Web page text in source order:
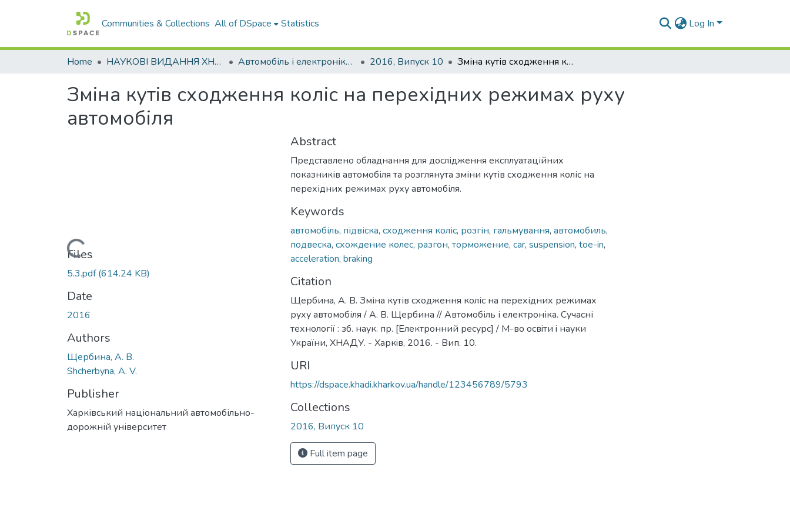
Communities & Collections All of DSpace Statistics Log In
Home НАУКОВІ ВИДАННЯ ХНАДУ Автомобіль і електроніка. Сучасні технології 2016, Випуск 10 Зміна кутів сходження коліс на перехідних режимах руху автомобіля
Зміна кутів сходження коліс на перехідних режимах руху
автомобіля
Loading...
Files
5.3.pdf(614.24 KB)
Date
2016
Authors
Щербина, А. В.
Shcherbyna, A. V.
Publisher
Харківський національний автомобільно-
дорожній університет
Abstract
Представлено обладнання для дослідження експлуатаційних
показників автомобіля та розглянута зміни кутів сходження коліс на
перехідних режимах руху автомобіля.
Keywords
автомобіль, підвіска, сходження коліс, розгін, гальмування, автомобиль,
подвеска, схождение колес, разгон, торможение, car, suspension, toe-in,
acceleration, braking
Citation
Щербина, А. В. Зміна кутів сходження коліс на перехідних режимах
руху автомобіля / А. В. Щербина // Автомобіль і електроніка. Сучасні
технології : зб. наук. пр. [Електронний ресурс] / М-во освiти i науки
України, ХНАДУ. - Харкiв, 2016. - Вип. 10.
URI
https://dspace.khadi.kharkov.ua/handle/123456789/5793
Collections
2016, Випуск 10
Full item page